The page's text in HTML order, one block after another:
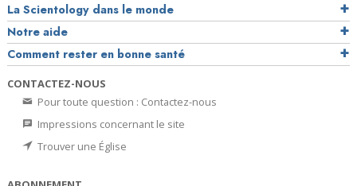
La Scientology dans le monde
Notre aide
Comment rester en bonne santé
CONTACTEZ-NOUS
Pour toute question : Contactez-nous
Impressions concernant le site
Trouver une Église